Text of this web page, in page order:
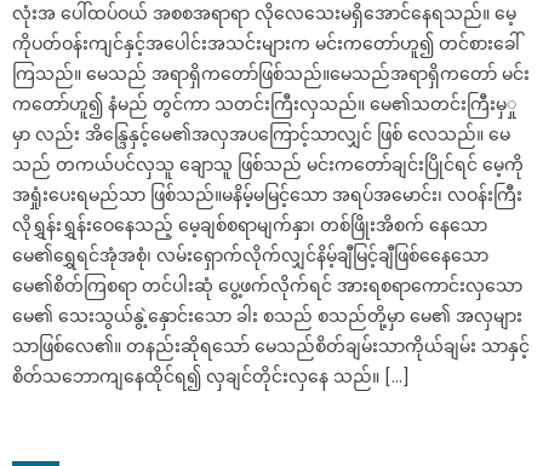
လုံးအ ပေါ်ထပ်ဝယ် အစစအရာရာ လိုလေသေးမရှိအောင်နေရသည်။ မေ့
ကိုပတ်ဝန်းကျင်နှင့်အပေါင်းအသင်းများက မင်းကတော်ဟူ၍ တင်စားခေါ်
ကြသည်။ မေသည် အရာရှိကတော်ဖြစ်သည်။မေသည်အရာရှိကတော် မင်း
ကတော်ဟူ၍ နံမည် တွင်ကာ သတင်းကြီးလှသည်။ မေ၏သတင်းကြီးမှှု
မှာ လည်း အိန္ဒြေနှင့်မေ၏အလှအပကြောင့်သာလျှင် ဖြစ် လေသည်။ မေ
သည် တကယ်ပင်လှသူ ချောသူ ဖြစ်သည် မင်းကတော်ချင်းပြိုင်ရင် မေ့ကို
အရှုံးပေးရမည်သာ ဖြစ်သည်။မနိမ့်မမြင့်သော အရပ်အမောင်း၊ လဝန်းကြီး
လိုရွှန်းရွှန်းဝေနေသည့် မေ့ချစ်စရာမျက်နှာ၊ တစ်ဖြိုးအိစက် နေသော
မေ၏ရွှေရင်အုံအစုံ၊ လမ်းရှောက်လိုက်လျှင်နိမ့်ချီမြင့်ချီဖြစ်နေေသော
မေ၏စိတ်ကြစရာ တင်ပါးဆုံ ပွေ့ဖက်လိုက်ရင် အားရစရာကောင်းလှသော
မေ၏ သေးသွယ်နွဲ့နှောင်းသော ခါး စသည် စသည်တို့မှာ မေ၏ အလှများ
သာဖြစ်လေ၏။ တနည်းဆိုရသော် မေသည်စိတ်ချမ်းသာကိုယ်ချမ်း သာနှင့်
စိတ်သဘောကျနေထိုင်ရ၍ လှချင်တိုင်းလှနေ သည်။ […]